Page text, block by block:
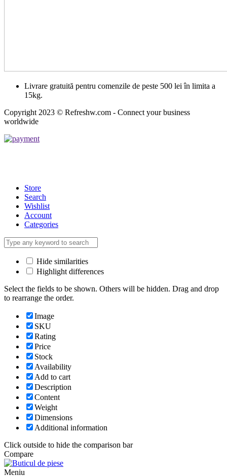
Livrare gratuită pentru comenzile de peste 500 lei în limita a
15kg.
Copyright 2023 © Refreshw.com - Connect your business
worldwide
Store
Search
Wishlist
Account
Categories
Hide similarities
Highlight differences
Select the fields to be shown. Others will be hidden. Drag and drop
to rearrange the order.
Image
SKU
Rating
Price
Stock
Availability
Add to cart
Description
Content
Weight
Dimensions
Additional information
Click outside to hide the comparison bar
Compare
Meniu